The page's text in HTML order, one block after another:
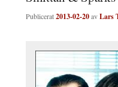
Publicerat2013-02-20avLars